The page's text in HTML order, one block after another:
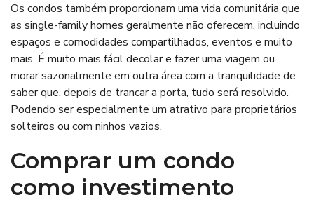
Os condos também proporcionam uma vida comunitária que
as single-family homes geralmente não oferecem, incluindo
espaços e comodidades compartilhados, eventos e muito
mais. É muito mais fácil decolar e fazer uma viagem ou
morar sazonalmente em outra área com a tranquilidade de
saber que, depois de trancar a porta, tudo será resolvido.
Podendo ser especialmente um atrativo para proprietários
solteiros ou com ninhos vazios.
Comprar um condo
como investimento